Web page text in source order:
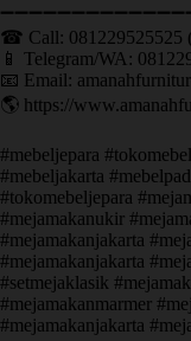
☎ Call: 081229525525
📱 Telegram/WA:
📧 Email:
🌎 https://
#mebeljepara
#mebeljakarta
#tokomebeljepara
#mejamakanukir
#mejamakanjakarta
#mejamakanjakarta
#setmejaklasik
#mejamakanmarmer
#mejamakanjakarta